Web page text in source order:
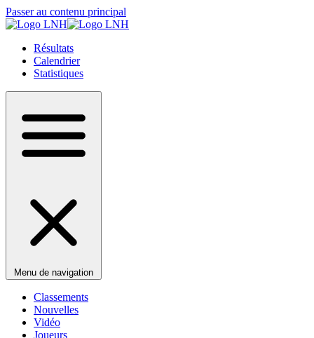
Passer au contenu principal
Résultats
Calendrier
Statistiques
Menu de navigation
Classements
Nouvelles
Vidéo
Joueurs